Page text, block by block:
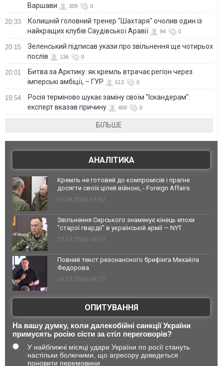
Варшави
309 0
20:33
Колишній головний тренер "Шахтаря" очолив один із
найкращих клубів Саудівської Аравії
94 0
20:15
Зеленський підписав укази про звільнення ще чотирьох
послів
136 0
20:01
Битва за Арктику: як кремль втрачає регіон через
імперські амбіції, – ГУР
613 0
19:54
Росія терміново шукає заміну своїм "Іскандерам":
експерт вказав причину
469 0
БІЛЬШЕ
АНАЛІТИКА
Кремль не готовий до компромісів і прагне
досягти своїх цілей війною, - Foreign Affairs
03.08.2026 13:02
Звільнення Сирського знаменує кінець епохи
"старої гвардії" в українській армії — NYT
23.07.2026 10:32
Повний текст резонансного брифінга Михайла
Федорова
18.07.2026 09:27
ОПИТУВАННЯ
На вашу думку, коли далекобійні санкції України
примусять росію сісти за стіл переговорів?
У найближчі місяці удари України по росії стануть
настільки болючими, що агресору доведеться
поновити перемовини